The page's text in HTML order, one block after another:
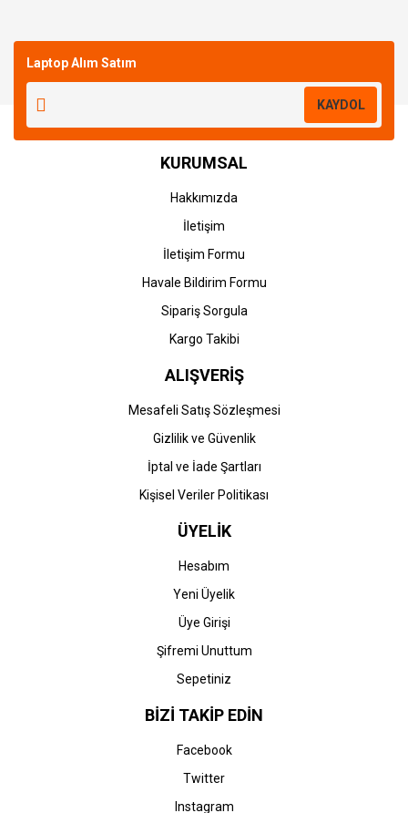
Laptop Alım Satım
KAYDOL
KURUMSAL
Hakkımızda
İletişim
İletişim Formu
Havale Bildirim Formu
Sipariş Sorgula
Kargo Takibi
ALIŞVERİŞ
Mesafeli Satış Sözleşmesi
Gizlilik ve Güvenlik
İptal ve İade Şartları
Kişisel Veriler Politikası
ÜYELİK
Hesabım
Yeni Üyelik
Üye Girişi
Şifremi Unuttum
Sepetiniz
BİZİ TAKİP EDİN
Facebook
Twitter
Instagram